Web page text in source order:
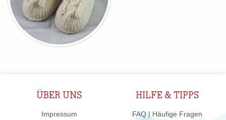
ÜBER UNS
Impressum
HILFE & TIPPS
FAQ | Häufige Fragen